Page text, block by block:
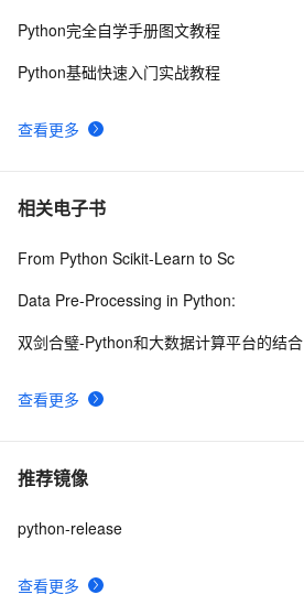
查看更多
Python完全自学手册图文教程
Python基础快速入门实战教程
相关电子书
查看更多
From Python Scikit-Learn to Sc
Data Pre-Processing in Python:
双剑合璧-Python和大数据计算平台的结合
推荐镜像
查看更多
python-release